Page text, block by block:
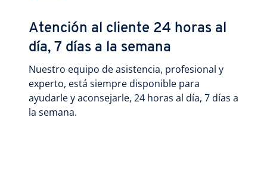
Atención al cliente 24 horas al
día, 7 días a la semana
Nuestro equipo de asistencia, profesional y
experto, está siempre disponible para
ayudarle y aconsejarle, 24 horas al día, 7 días a
la semana.